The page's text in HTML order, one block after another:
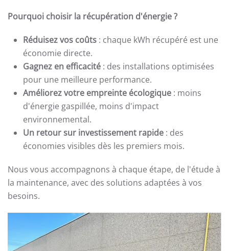
Pourquoi choisir la récupération d'énergie ?
Réduisez vos coûts : chaque kWh récupéré est une
économie directe.
Gagnez en efficacité : des installations optimisées
pour une meilleure performance.
Améliorez votre empreinte écologique : moins
d'énergie gaspillée, moins d'impact
environnemental.
Un retour sur investissement rapide : des
économies visibles dès les premiers mois.
Nous vous accompagnons à chaque étape, de l'étude à
la maintenance, avec des solutions adaptées à vos
besoins.